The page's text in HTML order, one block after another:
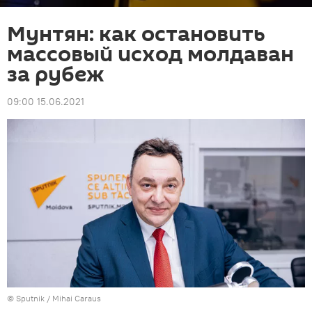
Мунтян: как остановить
массовый исход молдаван
за рубеж
09:00 15.06.2021
© Sputnik / Mihai Caraus